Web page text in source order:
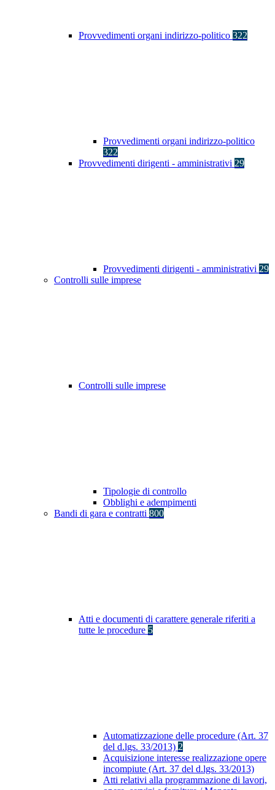
Provvedimenti organi indirizzo-politico 322
Provvedimenti organi indirizzo-politico
322
Provvedimenti dirigenti - amministrativi 29
Provvedimenti dirigenti - amministrativi 29
Controlli sulle imprese
Controlli sulle imprese
Tipologie di controllo
Obblighi e adempimenti
Bandi di gara e contratti 800
Atti e documenti di carattere generale riferiti a
tutte le procedure 5
Automatizzazione delle procedure (Art. 37
del d.lgs. 33/2013) 2
Acquisizione interesse realizzazione opere
incompiute (Art. 37 del d.lgs. 33/2013)
Atti relativi alla programmazione di lavori,